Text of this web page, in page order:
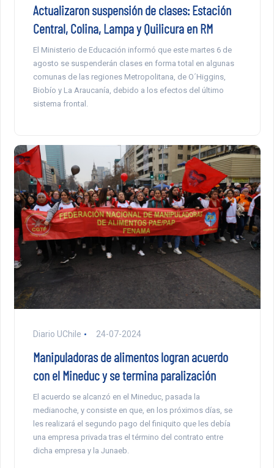
Actualizaron suspensión de clases: Estación
Central, Colina, Lampa y Quilicura en RM
El Ministerio de Educación informó que este martes 6 de
agosto se suspenderán clases en forma total en algunas
comunas de las regiones Metropolitana, de O´Higgins,
Biobío y La Araucanía, debido a los efectos del último
sistema frontal.
Diario UChile 24-07-2024
Manipuladoras de alimentos logran acuerdo
con el Mineduc y se termina paralización
El acuerdo se alcanzó en el Mineduc, pasada la
medianoche, y consiste en que, en los próximos días, se
les realizará el segundo pago del finiquito que les debía
una empresa privada tras el término del contrato entre
dicha empresa y la Junaeb.